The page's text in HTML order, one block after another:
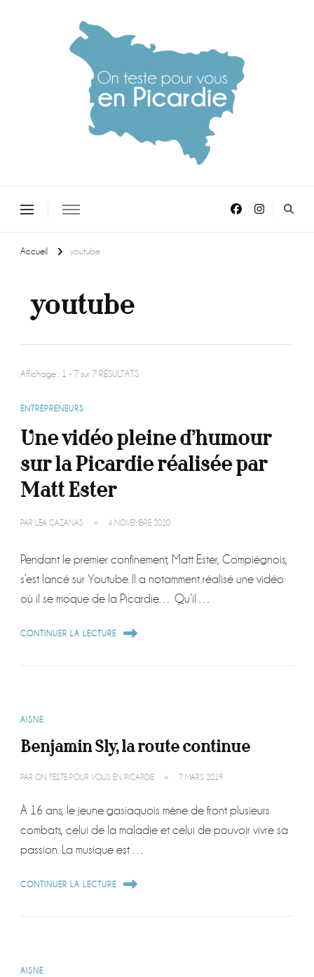
Accueil youtube
youtube
Affichage : 1 - 7 sur 7 RÉSULTATS
ENTREPRENEURS
Une vidéo pleine d’humour
sur la Picardie réalisée par
Matt Ester
PAR LÉA CAZANAS 4 NOVEMBRE 2020
Pendant le premier confinement, Matt Ester, Compiégnois,
s’est lancé sur Youtube. Il a notamment réalisé une vidéo
où il se moque de la Picardie… Qu’il …
CONTINUER LA LECTURE
AISNE
Benjamin Sly, la route continue
PAR ON TESTE POUR VOUS EN PICARDIE 7 MARS 2019
À 16 ans, le jeune gasiaquois mène de front plusieurs
combats, celui de la maladie et celui de pouvoir vivre sa
passion. La musique est …
CONTINUER LA LECTURE
AISNE